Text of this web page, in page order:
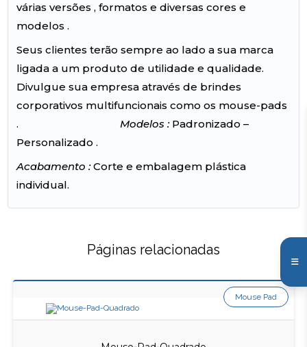
várias versões , formatos e diversas cores e
modelos .
Seus clientes terão sempre ao lado a sua marca
ligada a um produto de utilidade e qualidade.
Divulgue sua empresa através de brindes
corporativos multifuncionais como os mouse-pads
. Modelos :Padronizado –
Personalizado .
Acabamento : Corte e embalagem plástica
individual.
Páginas relacionadas
Mouse Pad